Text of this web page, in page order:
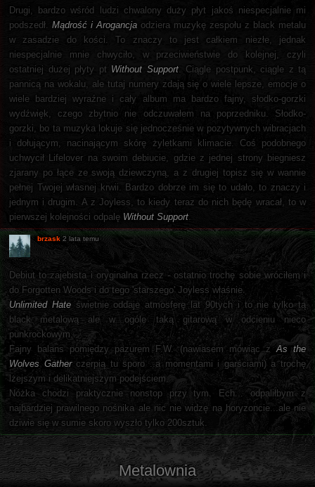
Drugi, bardzo wśród ludzi chwalony duży płyt jakoś niespecjalnie mi
podszedł. Mądrość i Arogancja odziera muzykę zespołu z black metalu
w zasadzie do kości. To znaczy to jest całkiem niezłe, jednak
niespecjalnie mnie chwyciło, w przeciwieństwie do kolejnej, czyli
ostatniej dużej płyty pt Without Support. Ciągle postpunk, ciągle z tą
pannicą na wokalu, ale tutaj numery zdają się o wiele lepsze, emocje o
wiele bardziej wyraźne i cały album ma bardzo fajny, słodko-gorzki
wydźwięk, czego zbytnio nie odczuwałem na poprzedniku. Słodko-
gorzki, bo ta muzyka lokuje się jednocześnie w pozytywnych wibracjach
i dołującym, nacinającym skórę żyletkami klimacie. Coś podobnego
uchwycił Lifelover na swoim debiucie, gdzie z jednej strony biegniesz
zjarany po łące ze swoją dziewczyną, a z drugiej topisz się w wannie
pełnej Twojej własnej krwii. Bardzo dobrze im się to udało, to znaczy i
jednym i drugim. A z Joyless, to kiedy teraz do nich będę wracał, to w
pierwszej kolejności odpalę Without Support.
brzask 2 lata temu
Debiut to zajebista i oryginalna rzecz - ostatnio trochę sobie wróciłem i
do Forgotten Woods i do tego 'starszego' Joyless właśnie.
Unlimited Hateświetnie oddaje atmosferę lat 90tych i to nie tylko tą
black metalową ale w ogóle taką gitarową w odcieniu nieco
punkrockowym.
Fajny balans pomiędzy pazurem F.W. (nawiasem mówiąc zAs the
Wolves Gatherczerpią tu sporo ..a momentami i garściami) a trochę
lżejszym i delikatniejszym podejściem.
Nóżka chodzi praktycznie nonstop przy tym. Ech... odpaliłbym z
najbardziej prawilnego nośnika ale nic nie widzę na horyzoncie...ale nie
dziwie się w sumie skoro wyszło tylko 200sztuk.
Metalownia